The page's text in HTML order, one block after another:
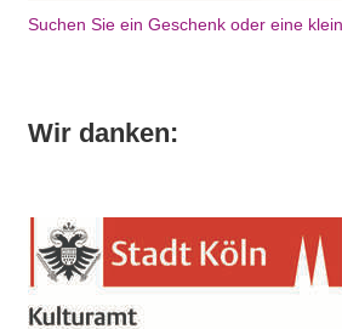
Suchen Sie ein Geschenk oder eine
Wir danken: